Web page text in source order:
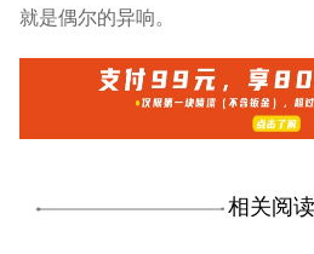
就是偶尔的异响。
相关阅读